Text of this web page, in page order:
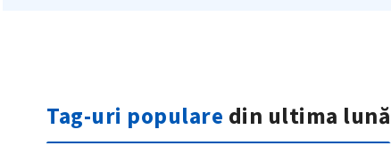
Tag-uri populare din ultima lună